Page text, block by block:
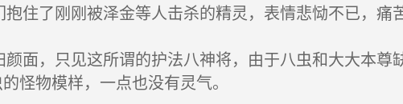
住了刚刚被泽金等人击杀的精灵，表情悲恸不已，痛
面，只见这所谓的护法八神将，由于八虫和大大本尊
怪物模样，一点也没有灵气。